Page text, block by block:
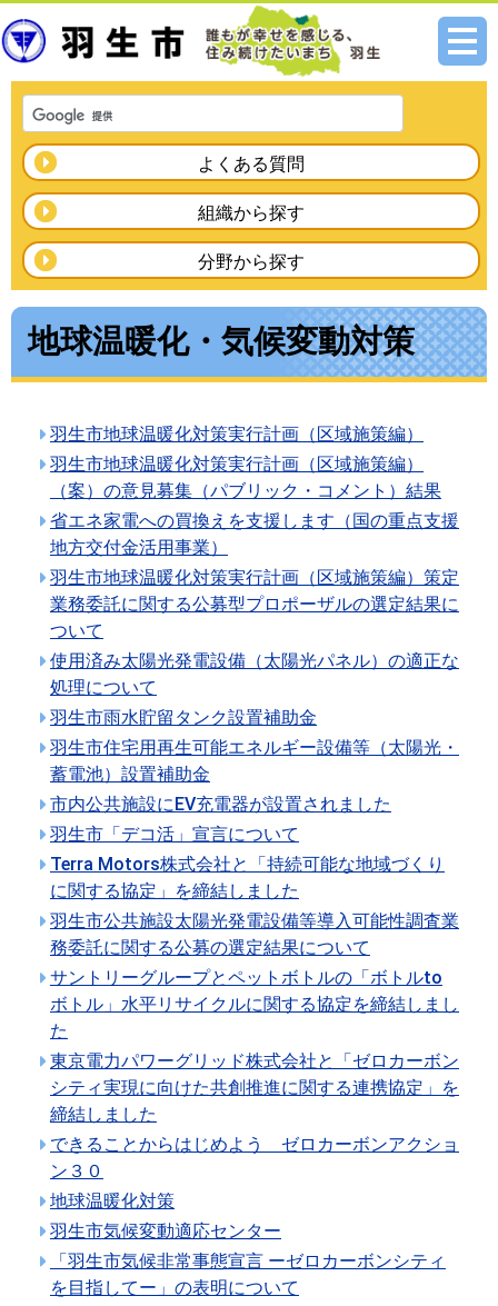
メニ
よくある質問
組織から探す
分野から探す
地球温暖化・気候変動対策
羽生市地球温暖化対策実行計画（区域施策編）
羽生市地球温暖化対策実行計画（区域施策編）
（案）の意見募集（パブリック・コメント）結果
省エネ家電への買換えを支援します（国の重点支援
地方交付金活用事業）
羽生市地球温暖化対策実行計画（区域施策編）策定
業務委託に関する公募型プロポーザルの選定結果に
ついて
使用済み太陽光発電設備（太陽光パネル）の適正な
処理について
羽生市雨水貯留タンク設置補助金
羽生市住宅用再生可能エネルギー設備等（太陽光・
蓄電池）設置補助金
市内公共施設にEV充電器が設置されました
羽生市「デコ活」宣言について
Terra Motors株式会社と「持続可能な地域づくり
に関する協定」を締結しました
羽生市公共施設太陽光発電設備等導入可能性調査業
務委託に関する公募の選定結果について
サントリーグループとペットボトルの「ボトルto
ボトル」水平リサイクルに関する協定を締結しまし
た
東京電力パワーグリッド株式会社と「ゼロカーボン
シティ実現に向けた共創推進に関する連携協定」を
締結しました
できることからはじめよう ゼロカーボンアクショ
ン３０
地球温暖化対策
羽生市気候変動適応センター
「羽生市気候非常事態宣言 ーゼロカーボンシティ
を目指してー」の表明について